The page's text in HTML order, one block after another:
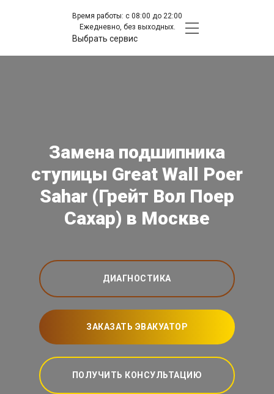
Время работы: с 08:00 до 22:00
Ежедневно, без выходных.
Выбрать сервис
Замена подшипника
ступицы Great Wall Poer
Sahar (Грейт Вол Поер
Сахар) в Москве
ДИАГНОСТИКА
ЗАКАЗАТЬ ЭВАКУАТОР
ПОЛУЧИТЬ КОНСУЛЬТАЦИЮ